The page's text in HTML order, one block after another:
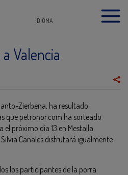
IDIOMA
Valencia
Zierbena, ha resultado
que petronor.com ha sorteado
próximo día 13 en Mestalla.
Canales disfrutará igualmente
los participantes de la porra